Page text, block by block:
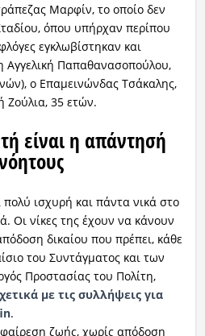
Μαρφίν, το οποίο δεν
όπου υπήρχαν περίπου
εγκλωβίστηκαν και
Αγγελική Παπαθανασοπούλου,
ο Επαμεινώνδας Τσάκαλης,
Ζούλια, 35 ετών.
είναι η απάντησή
ισχυρή και πάντα νικά στο
Οι νίκες της έχουν να κάνουν
δικαίου που πρέπει, κάθε
του Συντάγματος και των
Προστασίας του Πολίτη,
με τις συλλήψεις για
.
ζωής, χωρίς απόδοση